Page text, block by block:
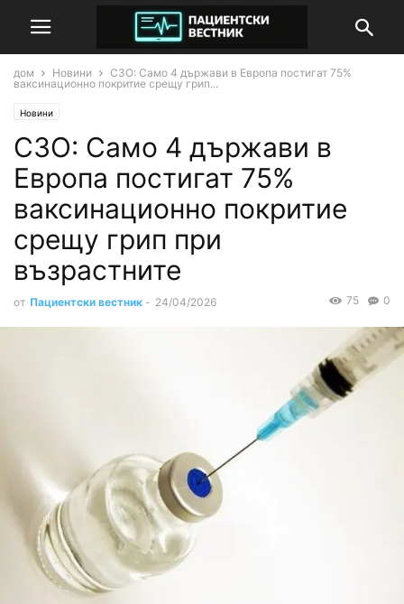
дом Новини
СЗО: Само 4 държави в Европа постигат 75%
ваксинационно покритие срещу грип...
Новини
СЗО: Само 4 държави в
Европа постигат 75%
ваксинационно покритие
срещу грип при
възрастните
от Пациентски вестник - 24/04/2026 0
75